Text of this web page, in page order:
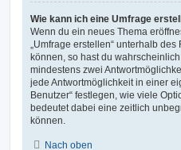
Wie kann ich eine Umfrage
Wenn du ein neues Thema
„Umfrage erstellen“ unterhalb
können, so hast du
mindestens zwei
jede Antwortmöglichkeit in einer
Benutzer“ festlegen, wie viele
bedeutet dabei eine zeitlich
können.
Nach oben